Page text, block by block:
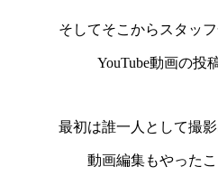
そしてそこからスタッ
YouTube動画の投
最初は誰一人として撮影
動画編集もやったこ